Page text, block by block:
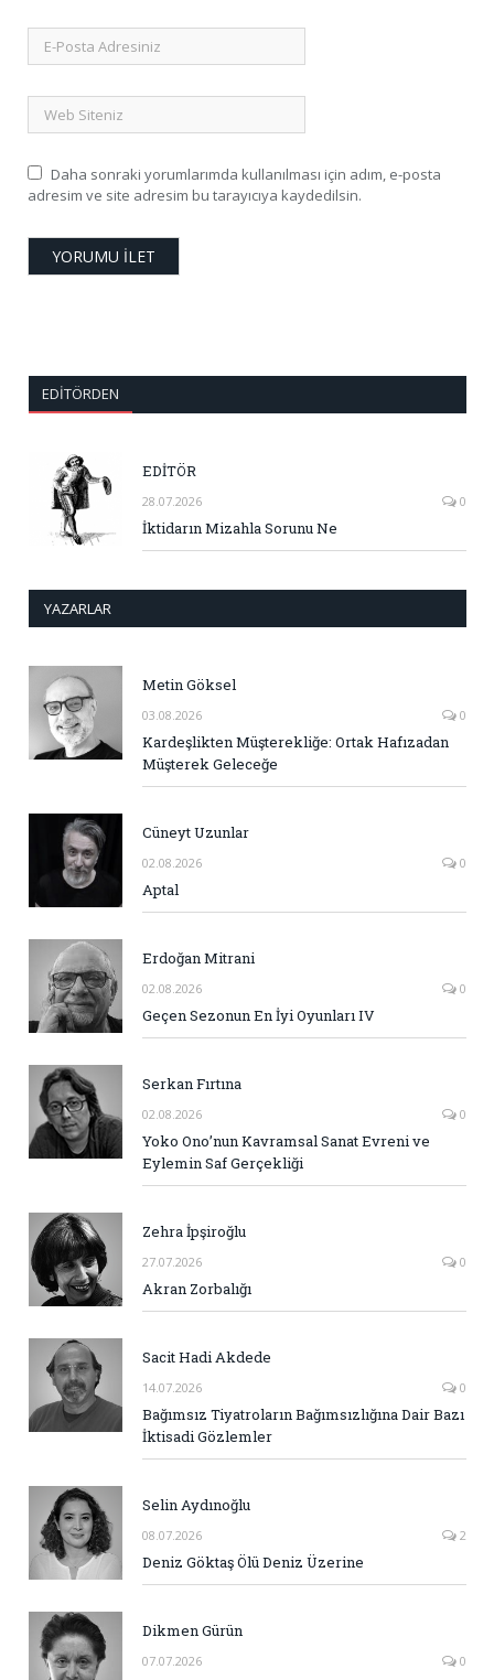
Daha sonraki yorumlarımda kullanılması için adım, e-posta
adresim ve site adresim bu tarayıcıya kaydedilsin.
EDITÖRDEN
EDİTÖR
28.07.2026 0
İktidarın Mizahla Sorunu Ne
YAZARLAR
Metin Göksel
03.08.2026 0
Kardeşlikten Müşterekliğe: Ortak Hafızadan
Müşterek Geleceğe
Cüneyt Uzunlar
02.08.2026 0
Aptal
Erdoğan Mitrani
02.08.2026 0
Geçen Sezonun En İyi Oyunları IV
Serkan Fırtına
02.08.2026 0
Yoko Ono’nun Kavramsal Sanat Evreni ve
Eylemin Saf Gerçekliği
Zehra İpşiroğlu
27.07.2026 0
Akran Zorbalığı
Sacit Hadi Akdede
14.07.2026 0
Bağımsız Tiyatroların Bağımsızlığına Dair Bazı
İktisadi Gözlemler
Selin Aydınoğlu
08.07.2026 2
Deniz Göktaş Ölü Deniz Üzerine
Dikmen Gürün
07.07.2026 0